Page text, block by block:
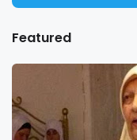
Featured